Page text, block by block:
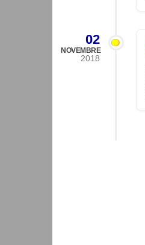
02
NOVEMBRE
2018